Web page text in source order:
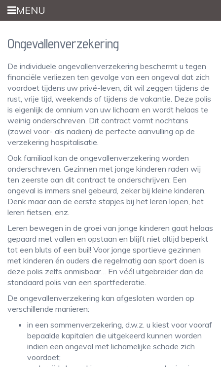
Overslaan
en
de
inhoud
MENU
Ongevallenverzekering
De individuele ongevallenverzekering beschermt u tegen
financiële verliezen ten gevolge van een ongeval dat zich
voordoet tijdens uw privé-leven, dit wil zeggen tijdens de
rust, vrije tijd, weekends of tijdens de vakantie. Deze polis
is eigenlijk de omnium van uw lichaam en wordt helaas te
weinig onderschreven. Dit contract vormt nochtans
(zowel voor- als nadien) de perfecte aanvulling op de
verzekering hospitalisatie.
Ook familiaal kan de ongevallenverzekering worden
onderschreven. Gezinnen met jonge kinderen raden wij
ten zeerste aan dit contract te onderschrijven: Een
ongeval is immers snel gebeurd, zeker bij kleine kinderen.
Denk maar aan de eerste stapjes bij het leren lopen, het
leren fietsen, enz.
Leren bewegen in de groei van jonge kinderen gaat helaas
gepaard met vallen en opstaan en blijft niet altijd beperkt
tot een bluts of een buil! Voor jonge sportieve gezinnen
met kinderen én ouders die regelmatig aan sport doen is
deze polis zelfs onmisbaar… En véél uitgebreider dan de
standaard polis van een sportfederatie.
De ongevallenverzekering kan afgesloten worden op
verschillende manieren:
in een sommenverzekering, d.w.z. u kiest voor vooraf
bepaalde kapitalen die uitgekeerd kunnen worden
indien een ongeval met lichamelijke schade zich
voordoet;